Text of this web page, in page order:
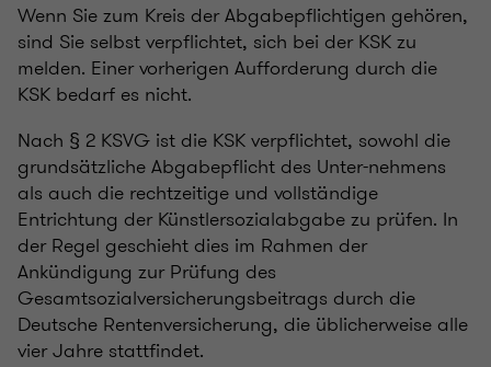
Wenn Sie zum Kreis der Abgabepflichtigen gehören,
sind Sie selbst verpflichtet, sich bei der KSK zu
melden. Einer vorherigen Aufforderung durch die
KSK bedarf es nicht.
Nach § 2 KSVG ist die KSK verpflichtet, sowohl die
grundsätzliche Abgabepflicht des Unter-nehmens
als auch die rechtzeitige und vollständige
Entrichtung der Künstlersozialabgabe zu prüfen. In
der Regel geschieht dies im Rahmen der
Ankündigung zur Prüfung des
Gesamtsozialversicherungsbeitrags durch die
Deutsche Rentenversicherung, die üblicherweise alle
vier Jahre stattfindet.